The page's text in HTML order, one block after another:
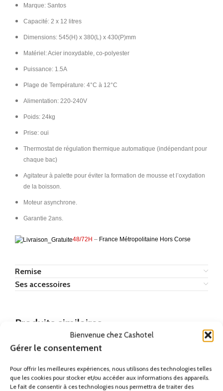
Bienvenue chez Cashotel
Gérer le consentement
Pour offrir les meilleures expériences, nous utilisons des technologies telles
que les cookies pour stocker et/ou accéder aux informations des appareils.
Le fait de consentir à ces technologies nous permettra de traiter des
Marque: Santos
Capacité: 2 x 12 litres
Dimensions: 545(H) x 380(L) x 430(P)mm
Matériel: Acier inoxydable, co-polyester
Puissance: 1.5A
Plage de Température: 4°C à 12°C
Alimentation: 220-240V
Poids: 24kg
Prise: oui
Thermostat de régulation thermique automatique (indépendant pour
chaque bac)
Agitateur à palette pour éviter la formation de mousse et l’oxydation
de la boisson.
Moteur asynchrone.
Garantie 2ans.
48/72H – France Métropolitaine Hors Corse
Remise
Ses accessoires
Produits similaires